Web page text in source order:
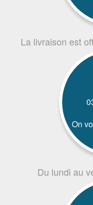
La livraison est
On
Du lundi au